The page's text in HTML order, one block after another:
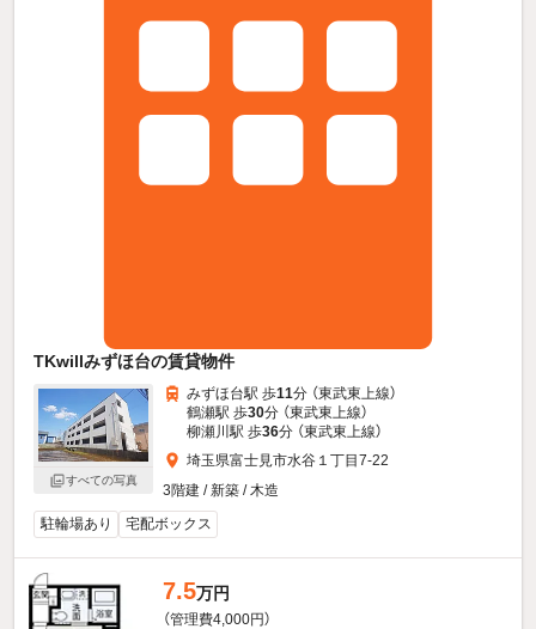
TKwillみずほ台の賃貸物件
すべての写真
みずほ台駅 歩11分 （東武東上線）
鶴瀬駅 歩30分 （東武東上線）
柳瀬川駅 歩36分 （東武東上線）
埼玉県富士見市水谷１丁目7-22
3階建 / 新築 / 木造
駐輪場あり
宅配ボックス
7.5万円
（管理費4,000円）